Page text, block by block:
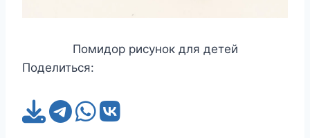
Помидор рисунок для детей
Поделиться: